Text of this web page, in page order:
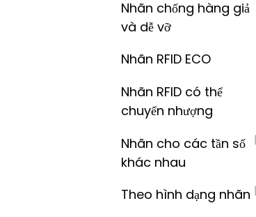
Nhãn chống hàng giả
và dễ vỡ
Nhãn RFID ECO
Nhãn RFID có thể
chuyển nhượng
Nhãn cho các tần số
khác nhau
Theo hình dạng nhãn